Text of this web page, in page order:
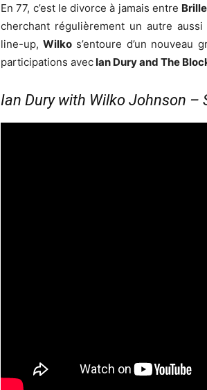
En 77, c’est le divorce à jamais entre
cherchant régulièrement un autre
line-up, Wilkos’entoure d’un nouveau
participations avec Ian Dury and The
Ian Dury with Wilko Johnson –